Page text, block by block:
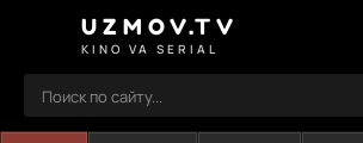
UZMOV.TV
KINO VA SERIAL